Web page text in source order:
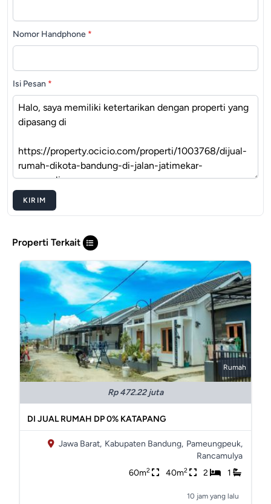
Nomor Handphone *
Isi Pesan *
KIRIM
Properti Terkait
Rumah
Rp 472.22 juta
DI JUAL RUMAH DP 0% KATAPANG
Jawa Barat, Kabupaten Bandung, Pameungpeuk,
Rancamulya
60m2 40m2 2 1
10 jam yang lalu